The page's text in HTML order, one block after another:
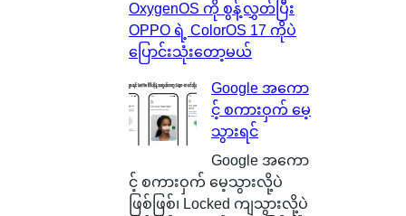
OxygenOS ကို စွန့်လွှတ်ပြီး
OPPO ရဲ့ ColorOS 17 ကိုပဲ
ပြောင်းသုံးတော့မယ်
Google အကော
င့် စကားဝှက် မေ့
သွားရင်
Google အကော
င့် စကားဝှက် မေ့သွားလို့ပဲ
ဖြစ်ဖြစ်၊ Locked ကျသွားလို့ပဲ